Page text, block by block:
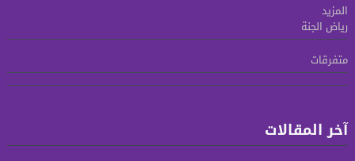
المزيد
رياض الجنة
متفرقات
آخر المقالات